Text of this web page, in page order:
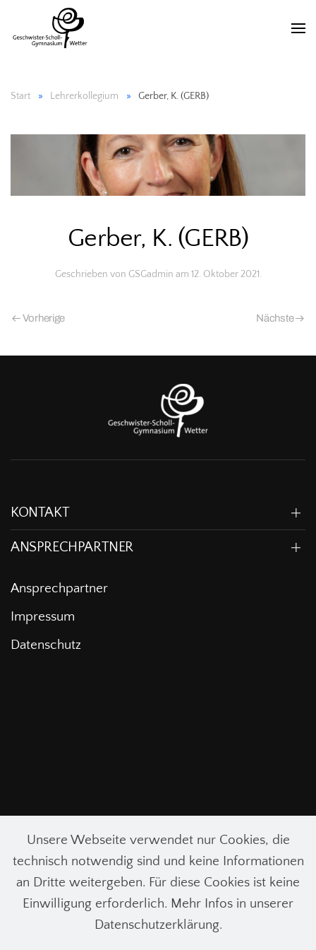
Start Lehrerkollegium Gerber, K. (GERB)
Gerber, K. (GERB)
Geschrieben von GSGadmin am 12. Oktober 2021.
Vorherige Nächste
KONTAKT
ANSPRECHPARTNER
Ansprechpartner
Impressum
Datenschutz
Unsere Webseite verwendet nur Cookies, die
technisch notwendig sind und keine Informationen
an Dritte weitergeben. Für diese Cookies ist keine
Einwilligung erforderlich. Mehr Infos in unserer
Datenschutzerklärung.